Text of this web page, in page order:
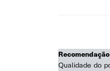
Qualidade do